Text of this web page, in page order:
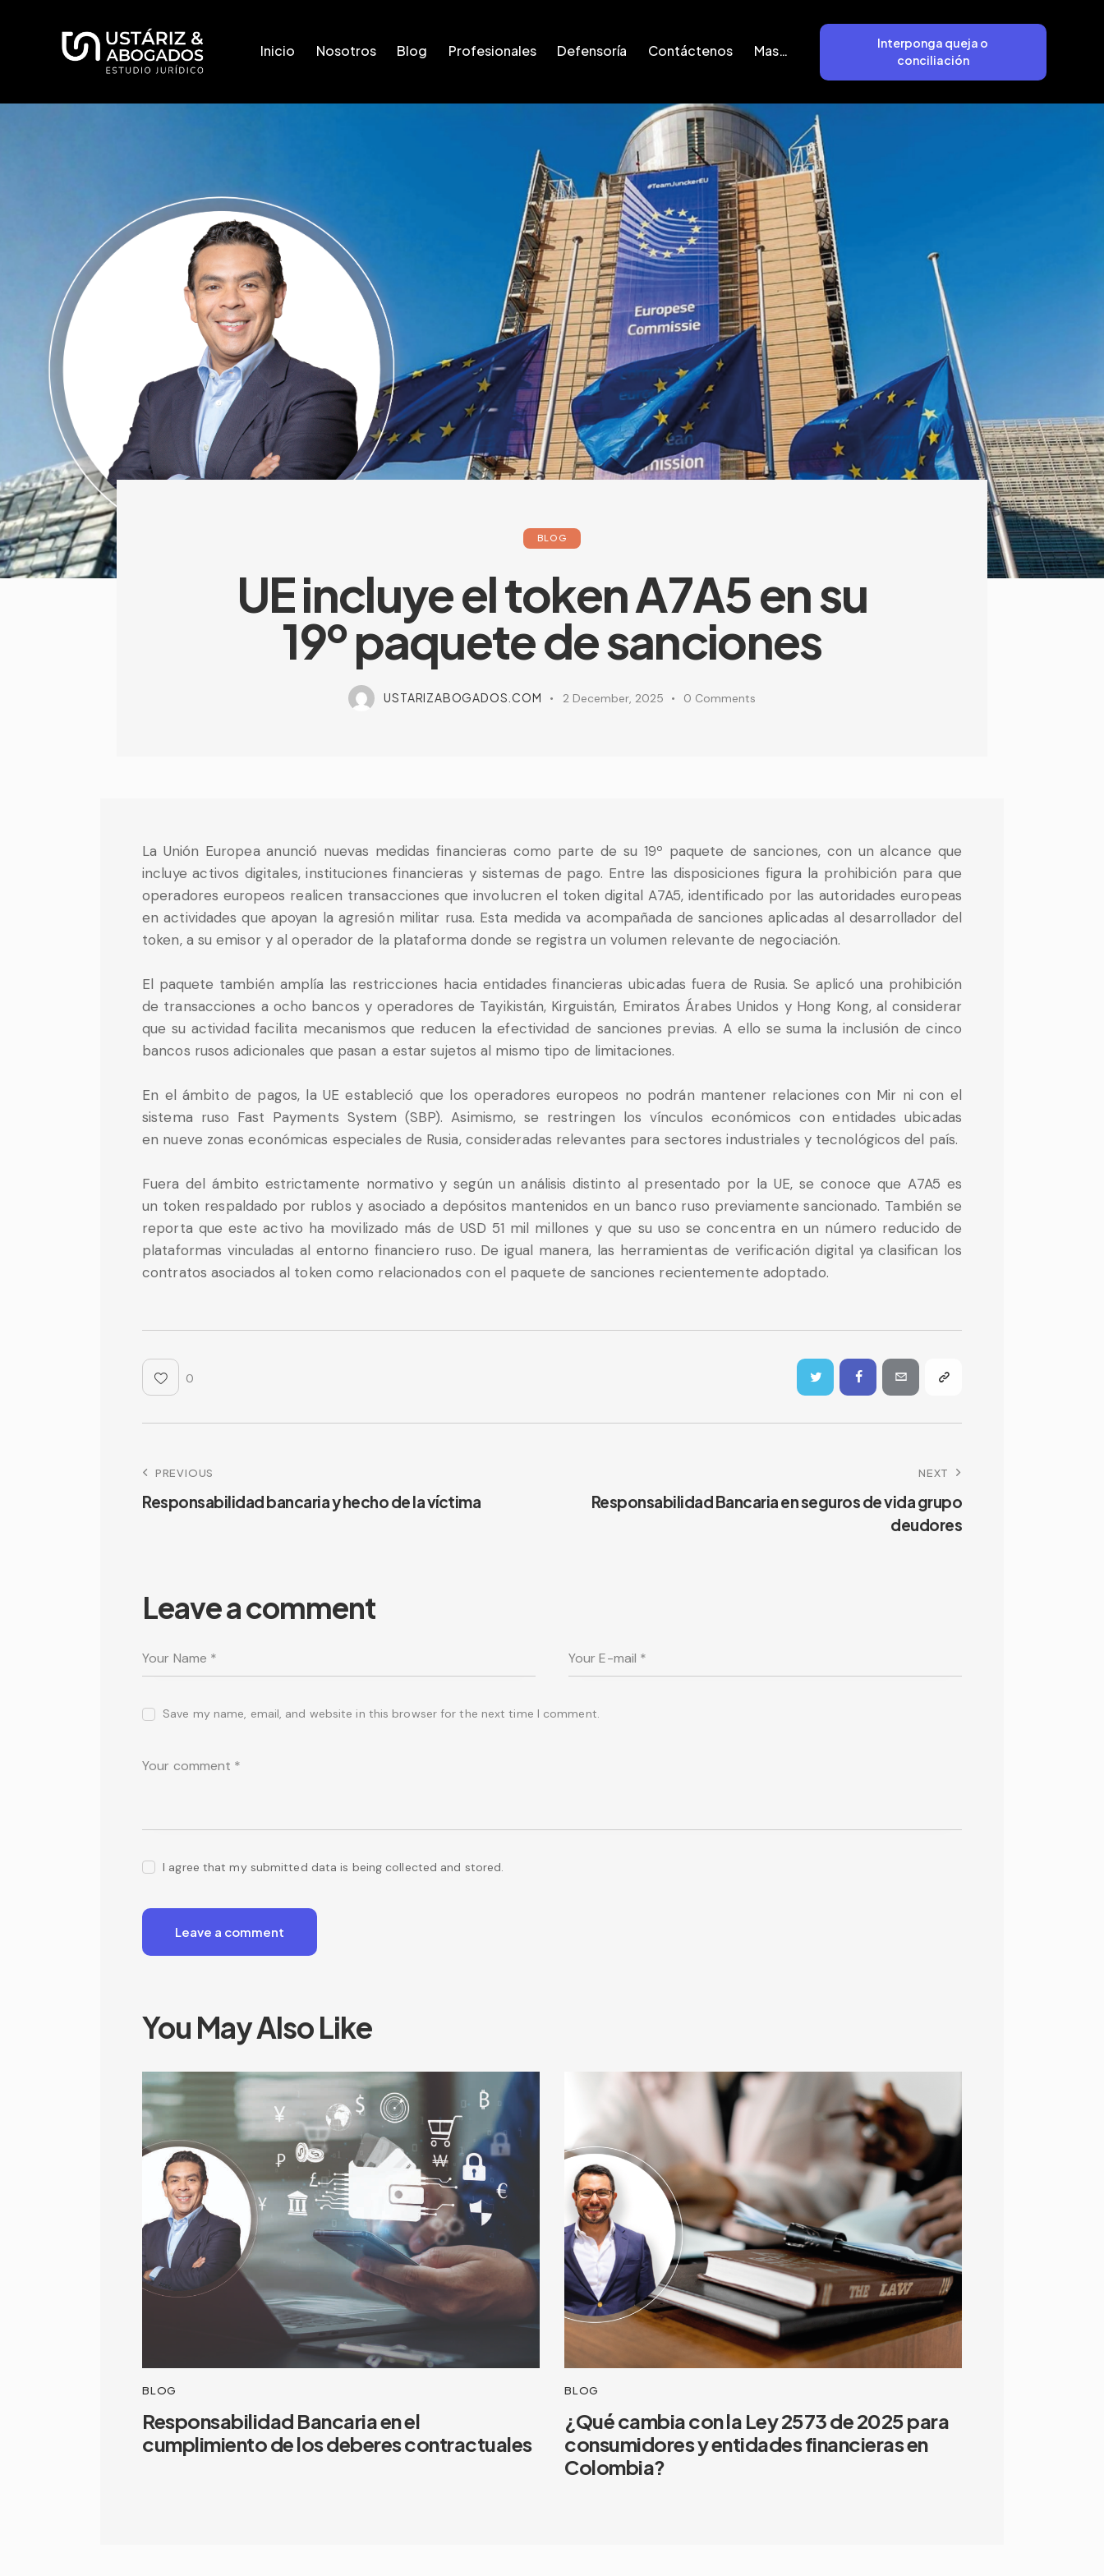
Inicio Nosotros Blog Profesionales Defensoría Contáctenos Mas…
Interponga queja o
conciliación
BLOG
UE incluye el token A7A5 en su
19º paquete de sanciones
USTARIZABOGADOS.COM 2 December, 2025 0 Comments
La Unión Europea anunció nuevas medidas financieras como parte de su 19º paquete de sanciones, con un alcance que
incluye activos digitales, instituciones financieras y sistemas de pago. Entre las disposiciones figura la prohibición para que
operadores europeos realicen transacciones que involucren el token digital A7A5, identificado por las autoridades europeas
en actividades que apoyan la agresión militar rusa. Esta medida va acompañada de sanciones aplicadas al desarrollador del
token, a su emisor y al operador de la plataforma donde se registra un volumen relevante de negociación.
El paquete también amplía las restricciones hacia entidades financieras ubicadas fuera de Rusia. Se aplicó una prohibición
de transacciones a ocho bancos y operadores de Tayikistán, Kirguistán, Emiratos Árabes Unidos y Hong Kong, al considerar
que su actividad facilita mecanismos que reducen la efectividad de sanciones previas. A ello se suma la inclusión de cinco
bancos rusos adicionales que pasan a estar sujetos al mismo tipo de limitaciones.
En el ámbito de pagos, la UE estableció que los operadores europeos no podrán mantener relaciones con Mir ni con el
sistema ruso Fast Payments System (SBP). Asimismo, se restringen los vínculos económicos con entidades ubicadas
en nueve zonas económicas especiales de Rusia, consideradas relevantes para sectores industriales y tecnológicos del país.
Fuera del ámbito estrictamente normativo y según un análisis distinto al presentado por la UE, se conoce que A7A5 es
un token respaldado por rublos y asociado a depósitos mantenidos en un banco ruso previamente sancionado. También se
reporta que este activo ha movilizado más de USD 51 mil millones y que su uso se concentra en un número reducido de
plataformas vinculadas al entorno financiero ruso. De igual manera, las herramientas de verificación digital ya clasifican los
contratos asociados al token como relacionados con el paquete de sanciones recientemente adoptado.
0
PREVIOUS
Responsabilidad bancaria y hecho de la víctima
NEXT
Responsabilidad Bancaria en seguros de vida grupo
deudores
Leave a comment
Save my name, email, and website in this browser for the next time I comment.
I agree that my submitted data is being collected and stored.
You May Also Like
BLOG
Responsabilidad Bancaria en el
cumplimiento de los deberes contractuales
BLOG
¿Qué cambia con la Ley 2573 de 2025 para
consumidores y entidades financieras en
Colombia?